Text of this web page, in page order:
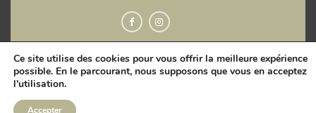
Ce site utilise des cookies pour vous offrir la meilleure expérience
possible. En le parcourant, nous supposons que vous en acceptez
l'utilisation.
Accepter